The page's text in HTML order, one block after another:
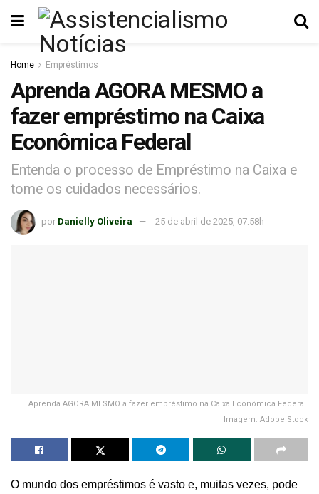
Home Empréstimos
Aprenda AGORA MESMO a
fazer empréstimo na Caixa
Econômica Federal
Entenda o processo de Empréstimo na Caixa e
tome os cuidados necessários.
por Danielly Oliveira 25 de abril de 2025, 07:58h
Aprenda AGORA MESMO a fazer empréstimo na Caixa Econômica Federal.
Imagem: Adobe Stock
O mundo dos empréstimos é vasto e, muitas vezes, pode